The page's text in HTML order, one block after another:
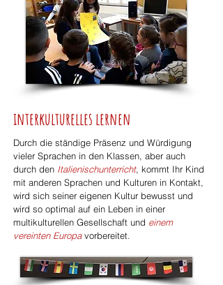
Durch die ständige Präsenz und Würdigung
vieler Sprachen in den Klassen, aber auch
durch den Italienischunterricht, kommt Ihr Kind
mit anderen Sprachen und Kulturen in Kontakt,
wird sich seiner eigenen Kultur bewusst und
wird so optimal auf ein Leben in einer
multikulturellen Gesellschaft und einem
vereinten Europavorbereitet.
interkulturelles lernen